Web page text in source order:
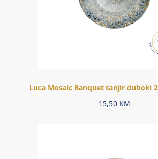
Luca Mosaic Banquet tanjir duboki
15,50 KM